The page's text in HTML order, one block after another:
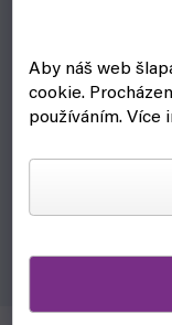
Aby náš web
cookie.
používáním. Více
Proč?
Chrání lak tamy
Vlastnosti: